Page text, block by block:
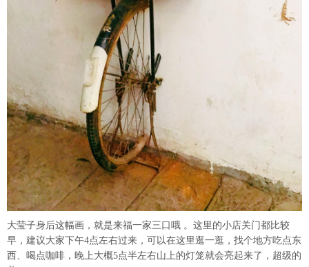
大莹子身后这幅画，就是来福一家三口哦 。这里的小店关门都比较
早，建议大家下午4点左右过来，可以在这里逛一逛，找个地方吃点东
西、喝点咖啡，晚上大概5点半左右山上的灯笼就会亮起来了，超级的